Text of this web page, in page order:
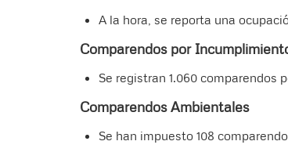
A la hora, se reporta una
Comparendos por
Se registran 1.060 comparendos
Comparendos Ambientales
Se han impuesto 108